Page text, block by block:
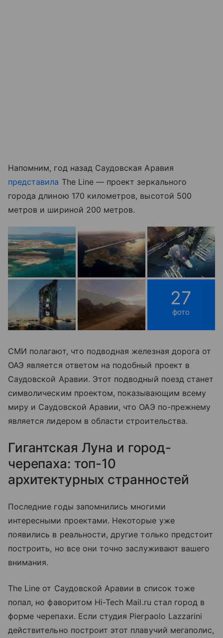
Напомним, год назад Саудовская Аравия
представила The Line — проект зеркального
города длиною 170 километров, высотой 500
метров и шириной 200 метров.
27
фото
СМИ полагают, что подводная железная дорога от
ОАЭ является ответом на подобный проект в
Саудовской Аравии. Этот подводный поезд станет
символическим проектом, показывающим всему
миру и Саудовской Аравии, что ОАЭ по-прежнему
является лидером в области строительства.
Гигантская Луна и город-
черепаха: топ-10
архитектурных странностей
Последние годы запомнились многими
интересными проектами. Некоторые уже
появились в реальности, другие только предстоит
построить, но все они точно заслуживают вашего
внимания.
The Line от Саудовской Аравии в список тоже
попал, но фаворитом Hi-Tech Mail.ru стал город в
форме черепахи. Если студия Pierpaolo Lazzarini
действительно построит этот плавучий мегаполис,